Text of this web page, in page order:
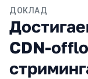
ДОКЛАД
CDN-